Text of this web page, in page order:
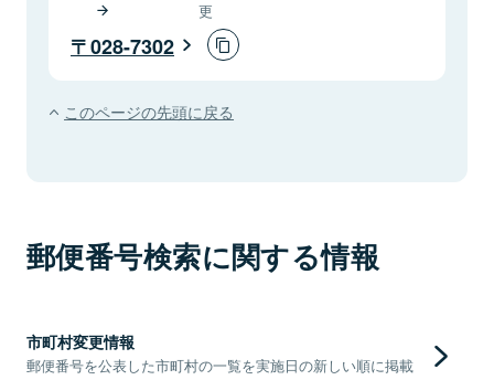
更
028-7302
このページの先頭に戻る
郵便番号検索に関する情報
市町村変更情報
郵便番号を公表した市町村の一覧を実施日の新しい順に掲載